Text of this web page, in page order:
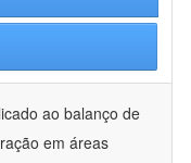
ao balanço de
em áreas